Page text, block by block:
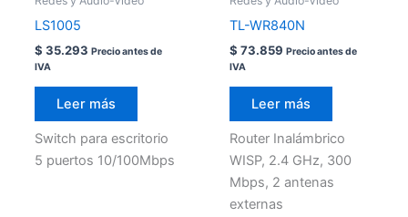
LS1005
$ 35.293 Precio antes de
IVA
Leer más
Switch para escritorio
5 puertos 10/100Mbps
TL-WR840N
$ 73.859 Precio antes de
IVA
Leer más
Router Inalámbrico
WISP, 2.4 GHz, 300
Mbps, 2 antenas
externas